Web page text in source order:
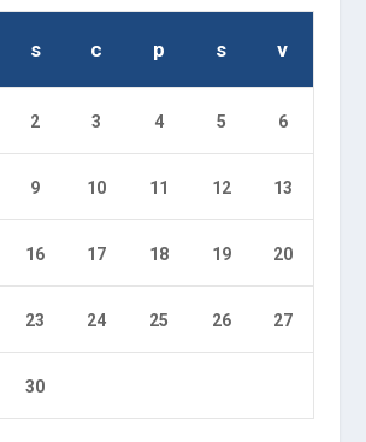
s c p s v
2 3 4 5 6
9 10 11 12 13
16 17 18 19 20
23 24 25 26 27
30